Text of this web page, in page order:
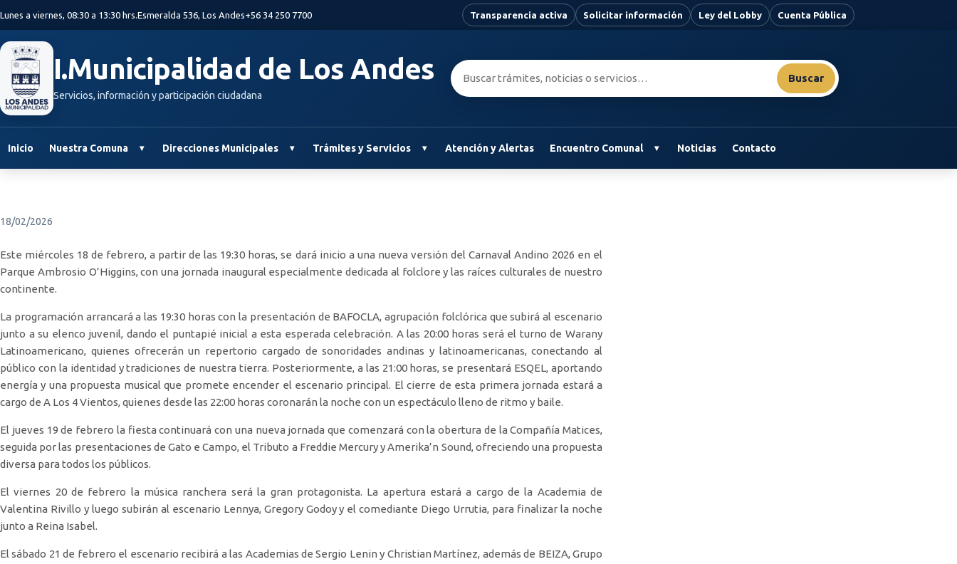
Lunes a viernes, 08:30 a 13:30 hrs.Esmeralda 536, Los Andes+56 34 250 7700 Transparencia activa Solicitar información Ley del Lobby Cuenta Pública
I.Municipalidad de Los Andes
Servicios, información y participación ciudadana
Buscar:
Buscar
Inicio Nuestra Comuna Direcciones Municipales Trámites y Servicios Atención y Alertas Encuentro Comunal Noticias Contacto
18/02/2026
Este miércoles 18 de febrero, a partir de las 19:30 horas, se dará inicio a una nueva versión del Carnaval Andino 2026 en el
Parque Ambrosio O’Higgins, con una jornada inaugural especialmente dedicada al folclore y las raíces culturales de nuestro
continente.
La programación arrancará a las 19:30 horas con la presentación de BAFOCLA, agrupación folclórica que subirá al escenario
junto a su elenco juvenil, dando el puntapié inicial a esta esperada celebración. A las 20:00 horas será el turno de Warany
Latinoamericano, quienes ofrecerán un repertorio cargado de sonoridades andinas y latinoamericanas, conectando al
público con la identidad y tradiciones de nuestra tierra. Posteriormente, a las 21:00 horas, se presentará ESQEL, aportando
energía y una propuesta musical que promete encender el escenario principal. El cierre de esta primera jornada estará a
cargo de A Los 4 Vientos, quienes desde las 22:00 horas coronarán la noche con un espectáculo lleno de ritmo y baile.
El jueves 19 de febrero la fiesta continuará con una nueva jornada que comenzará con la obertura de la Compañía Matices,
seguida por las presentaciones de Gato e Campo, el Tributo a Freddie Mercury y Amerika’n Sound, ofreciendo una propuesta
diversa para todos los públicos.
El viernes 20 de febrero la música ranchera será la gran protagonista. La apertura estará a cargo de la Academia de
Valentina Rivillo y luego subirán al escenario Lennya, Gregory Godoy y el comediante Diego Urrutia, para finalizar la noche
junto a Reina Isabel.
El sábado 21 de febrero el escenario recibirá a las Academias de Sergio Lenin y Christian Martínez, además de BEIZA, Grupo